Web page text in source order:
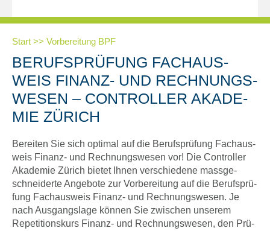
Start Vorbereitung BPF
BERUFS­PRÜ­FUNG FACH­AUS­
WEIS FINANZ- UND RECH­NUNGS­
WE­SEN – CON­TROL­LER AKA­DE­
MIE ZÜRICH
Berei­ten Sie sich opti­mal auf die Berufs­prü­fung Fach­aus­
weis Finanz- und Rech­nungs­we­sen vor! Die Con­trol­ler
Aka­de­mie Zürich bie­tet Ihnen ver­schie­de­ne mass­ge­
schnei­der­te Ange­bo­te zur Vor­be­rei­tung auf die Berufs­prü­
fung Fach­aus­weis Finanz- und Rech­nungs­we­sen. Je
nach Aus­gangs­la­ge kön­nen Sie zwi­schen unse­rem
Repe­ti­ti­ons­kurs Finanz- und Rech­nungs­we­sen, den Prü­